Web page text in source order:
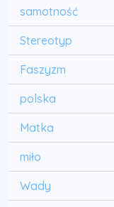
samotność
Stereotyp
Faszyzm
polska
Matka
miło
Wady